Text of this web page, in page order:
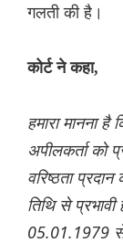
गलती की है।
कोर्ट ने कहा,
हमारा मानना
अपीलकर्ता को
वरिष्ठता
तिथि से
05.01.1979 से